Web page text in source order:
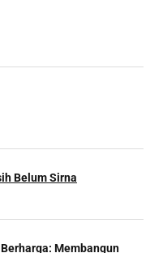
Belum Sirna
Membangun